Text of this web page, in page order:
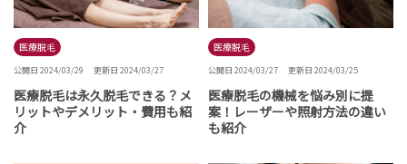
医療脱毛
公開日 2024/03/29 更新日 2024/03/27
医療脱毛は永久脱毛できる？メ
リットやデメリット・費用も紹
介
医療脱毛
公開日 2024/03/27 更新日 2024/03/25
医療脱毛の機械を悩み別に提
案！レーザーや照射方法の違い
も紹介